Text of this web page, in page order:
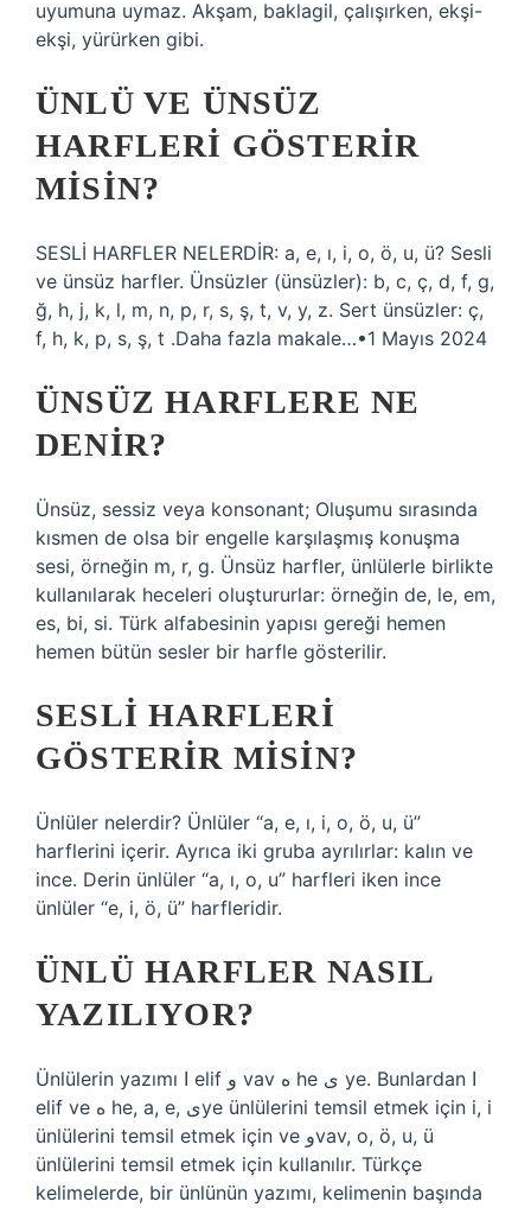
uyumuna uymaz. Akşam, baklagil, çalışırken, ekşi-
ekşi, yürürken gibi.
ÜNLÜ VE ÜNSÜZ
HARFLERI GÖSTERIR
MISIN?
SESLİ HARFLER NELERDİR: a, e, ı, i, o, ö, u, ü? Sesli
ve ünsüz harfler. Ünsüzler (ünsüzler): b, c, ç, d, f, g,
ğ, h, j, k, l, m, n, p, r, s, ş, t, v, y, z. Sert ünsüzler: ç,
f, h, k, p, s, ş, t .Daha fazla makale…•1 Mayıs 2024
ÜNSÜZ HARFLERE NE
DENIR?
Ünsüz, sessiz veya konsonant; Oluşumu sırasında
kısmen de olsa bir engelle karşılaşmış konuşma
sesi, örneğin m, r, g. Ünsüz harfler, ünlülerle birlikte
kullanılarak heceleri oluştururlar: örneğin de, le, em,
es, bi, si. Türk alfabesinin yapısı gereği hemen
hemen bütün sesler bir harfle gösterilir.
SESLI HARFLERI
GÖSTERIR MISIN?
Ünlüler nelerdir? Ünlüler “a, e, ı, i, o, ö, u, ü”
harflerini içerir. Ayrıca iki gruba ayrılırlar: kalın ve
ince. Derin ünlüler “a, ı, o, u” harfleri iken ince
ünlüler “e, i, ö, ü” harfleridir.
ÜNLÜ HARFLER NASIL
YAZILIYOR?
Ünlülerin yazımı ﺍ elif و vav ه he ی ye. Bunlardan ﺍ
elif ve ه he, a, e, یye ünlülerini temsil etmek için i, i
ünlülerini temsil etmek için ve وvav, o, ö, u, ü
ünlülerini temsil etmek için kullanılır. Türkçe
kelimelerde, bir ünlünün yazımı, kelimenin başında